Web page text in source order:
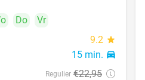
Do
Vr
9.2 star
15 min. directions_car
Regulier €22,95